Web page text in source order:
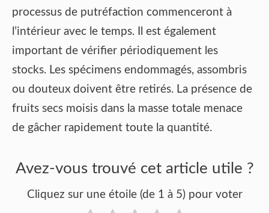
processus de putréfaction commenceront à
l’intérieur avec le temps. Il est également
important de vérifier périodiquement les
stocks. Les spécimens endommagés, assombris
ou douteux doivent être retirés. La présence de
fruits secs moisis dans la masse totale menace
de gâcher rapidement toute la quantité.
Avez-vous trouvé cet article utile ?
Cliquez sur une étoile (de 1 à 5) pour voter